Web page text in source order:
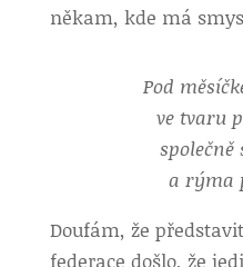
někam, kde má
Pod
ve tvaru
společně
a rýma
Doufám, že
federace došlo, že